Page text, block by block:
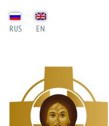
RUS EN